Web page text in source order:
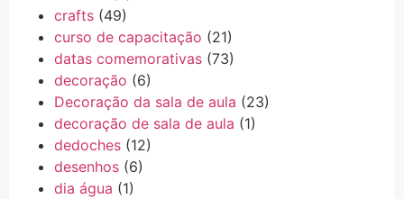
crafts (49)
curso de capacitação (21)
datas comemorativas (73)
decoração (6)
Decoração da sala de aula (23)
decoração de sala de aula (1)
dedoches (12)
desenhos (6)
dia água (1)